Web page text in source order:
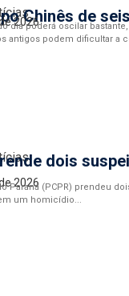
Chinês de
2026
dia poderá oscilar
antigos podem dificultar a
dois
2026
Paraná (PCPR) prendeu
um homicídio...